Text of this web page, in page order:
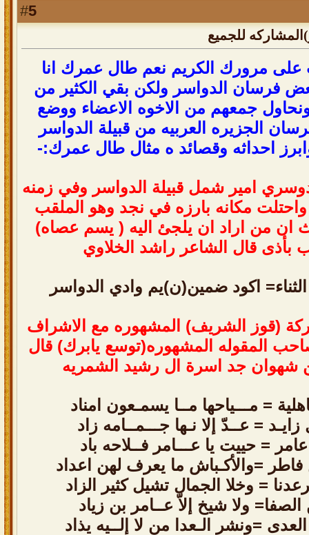
5
للجميع
على مر ور ك لكر يم نعم طال عمر ك نا
ض فر سان لدو سر ولكن بقي لكثير من
نحاول جمعهم من لخوه لعضاء ووضع
ر سان لجز ير ه لعر بيه من قبيلة لدو سر
برز حد اثه وقصائد ه مثال طال عمر ك:
-
وسر ي مير شمل قبيلة لدو سر وفي ز منه
و حتلت مكانه بار ز ه في نجد وهو لملقب
ن من ر د ن يلجئ ليه ( يسم عصاه)
بأذى قال لشاعر ر اشد لخلوي
اكود ضمين(ن)يم وادي الدواسر
كة (قوز لشر يف) لمشهور ه مع لشر ف
احب لمقوله لمشهور ه(توسع يابر ك) قال
شهو ن جد اسر ة ال رشيد لشمر يه
= مـــياحها مــا يسمـعون امناد
= عــدّ إلا نـها جـــمــامه زاد
= حييت يا عـــامر فــلاحه باد
=والأكـباش ما يعرف لهن اعداد
= وخلا الجمال تشيل كثير الزاد
ولا شيخ إلاّ عــامر بن زياد
=ونشر الـعدا من لا إلــيه يذاد